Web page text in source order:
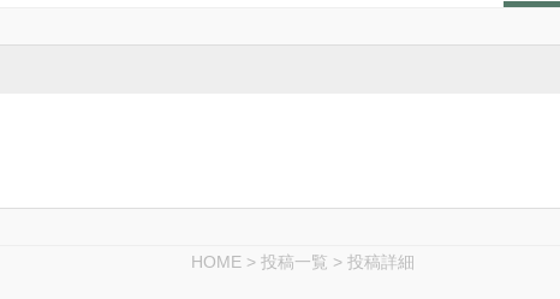
HOME > 投稿一覧 > 投稿詳細